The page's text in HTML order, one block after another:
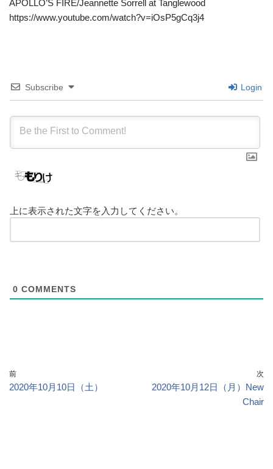
APOLLO’S FIRE/Jeannette Sorrell at Tanglewood
https://www.youtube.com/watch?v=iOsP5gCq3j4
Subscribe Login
上に表示された文字を入力してください。
0 COMMENTS
前
2020年10月10日（土）
次
2020年10月12日（月）New
Chair